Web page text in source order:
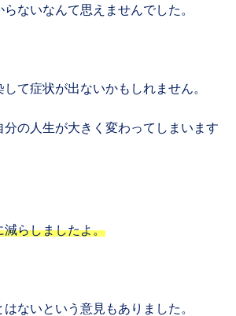
ないなんて思えませんでした。
て症状が出ないかもしれません。
の人生が大きく変わってしまいます
減らしましたよ。
ないという意見もありました。